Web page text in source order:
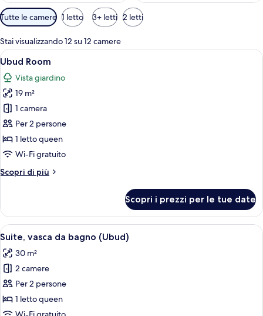
Filtri
disponibili
per
le
camere
Tutte le camere 1 letto 3+ letti 2 letti
Stai visualizzando 12 su 12 camere
Apri
tutte
le
foto
per
Ubud
Room
Una camera d'albergo moderna con
6
Ubud Room
Vista giardino
19 m²
1 camera
Per 2 persone
1 letto queen
Wi-Fi gratuito
Scopri di più
Altri
Room
Scopri i prezzi per le tue date
Apri
tutte
le
foto
per
Suite,
vasca
Una camera da letto moderna con
6
Suite, vasca da bagno (Ubud)
30 m²
2 camere
Per 2 persone
1 letto queen